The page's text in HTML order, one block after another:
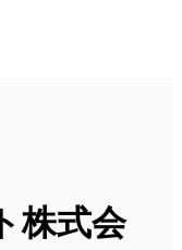
株式会